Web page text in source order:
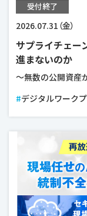
受付終了
2026.07.31（金）
サプライチェー
進まないのか
～無数の公開資産
デジタルワーク